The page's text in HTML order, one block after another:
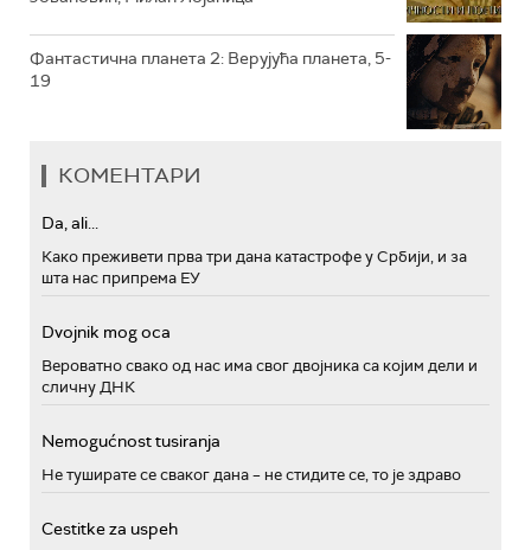
Фантастична планета 2: Верујућа планета, 5-
19
КОМЕНТАРИ
Da, ali...
Како преживети прва три дана катастрофе у Србији, и за
шта нас припрема ЕУ
Dvojnik mog oca
Вероватно свако од нас има свог двојника са којим дели и
сличну ДНК
Nemogućnost tusiranja
Не туширате се сваког дана – не стидите се, то је здраво
Cestitke za uspeh